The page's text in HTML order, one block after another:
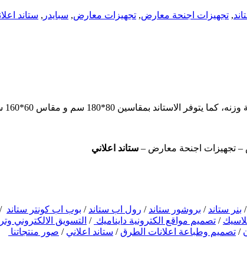
, تجهيزات اجنحة معارض, تجهيزات معارض, سبايدر , ستاند
و مقاس 60*160 سم، ويمكن طباعة رسالته الاعلانية على خامة بانر أو خامة جلوسي.
تجهيزات اجنحة معارض – ستاند اعلاني
/ بنر ستاند / بروشور ستاند / رول اب ستاند / بوب اب كونتر ستاند /
/ تصميم مواقع الكترونية دايناميك / التسويق الالكتروني
/ تصميم وطباعة اعلانات الطرق / ستاند اعلاني / صور منتجاتنا